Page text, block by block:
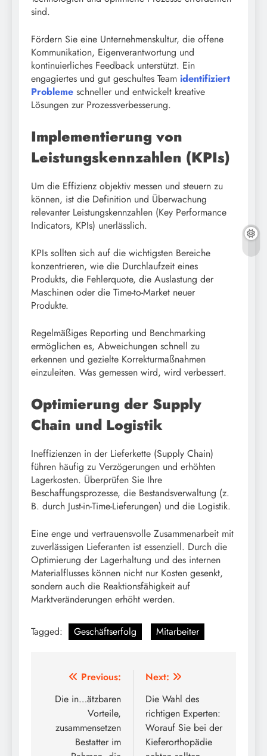
sind.
Fördern Sie eine Unternehmenskultur, die offene
Kommunikation, Eigenverantwortung und
kontinuierliches Feedback unterstützt. Ein
engagiertes und gut geschultes Team identifiziert
Probleme schneller und entwickelt kreative
Lösungen zur Prozessverbesserung.
Implementierung von
Leistungskennzahlen (KPIs)
Um die Effizienz objektiv messen und steuern zu
können, ist die Definition und Überwachung
relevanter Leistungskennzahlen (Key Performance
Indicators, KPIs) unerlässlich.
KPIs sollten sich auf die wichtigsten Bereiche
konzentrieren, wie die Durchlaufzeit eines
Produkts, die Fehlerquote, die Auslastung der
Maschinen oder die Time-to-Market neuer
Produkte.
Regelmäßiges Reporting und Benchmarking
ermöglichen es, Abweichungen schnell zu
erkennen und gezielte Korrekturmaßnahmen
einzuleiten. Was gemessen wird, wird verbessert.
Optimierung der Supply
Chain und Logistik
Ineffizienzen in der Lieferkette (Supply Chain)
führen häufig zu Verzögerungen und erhöhten
Lagerkosten. Überprüfen Sie Ihre
Beschaffungsprozesse, die Bestandsverwaltung (z.
B. durch Just-in-Time-Lieferungen) und die Logistik.
Eine enge und vertrauensvolle Zusammenarbeit mit
zuverlässigen Lieferanten ist essenziell. Durch die
Optimierung der Lagerhaltung und des internen
Materialflusses können nicht nur Kosten gesenkt,
sondern auch die Reaktionsfähigkeit auf
Marktveränderungen erhöht werden.
Tagged: Geschäftserfolg Mitarbeiter
Post
navigation
Previous:
Die in…ätzbaren
Vorteile,
zusammensetzen
Bestatter im
Next:
Die Wahl des
richtigen Experten:
Worauf Sie bei der
Kieferorthopädie